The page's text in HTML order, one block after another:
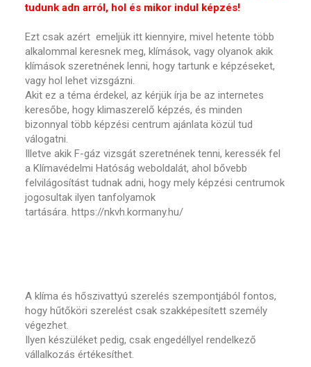
tudunk adn arról, hol és mikor indul képzés!
Ezt csak azért emeljük itt kiennyire, mivel hetente több
alkalommal keresnek meg, klímások, vagy olyanok akik
klímások szeretnének lenni, hogy tartunk e képzéseket,
vagy hol lehet vizsgázni.
Akit ez a téma érdekel, az kérjük írja be az internetes
keresőbe, hogy klimaszerelő képzés, és minden
bizonnyal több képzési centrum ajánlata közül tud
válogatni.
Illetve akik F-gáz vizsgát szeretnének tenni, keressék fel
a Klímavédelmi Hatóság weboldalát, ahol bővebb
felvilágosítást tudnak adni, hogy mely képzési centrumok
jogosultak ilyen tanfolyamok
tartására. https://nkvh.kormany.hu/
A klíma és hőszivattyú szerelés szempontjából fontos,
hogy hűtőköri szerelést csak szakképesített személy
végezhet.
Ilyen készüléket pedig, csak engedéllyel rendelkező
vállalkozás értékesíthet.